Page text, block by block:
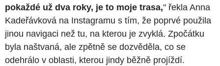
pokaždé už dva roky, je to moje trasa," řekla Anna
Kadeřávková na Instagramu s tím, že poprvé použila
jinou navigaci než tu, na kterou je zvyklá. Zpočátku
byla naštvaná, ale zpětně se dozvěděla, co se
odehrálo v oblasti, kterou jindy běžně projíždí.